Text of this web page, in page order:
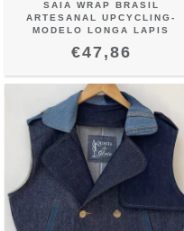
SAIA WRAP BRASIL
ARTESANAL UPCYCLING-
MODELO LONGA LAPIS
€47,86